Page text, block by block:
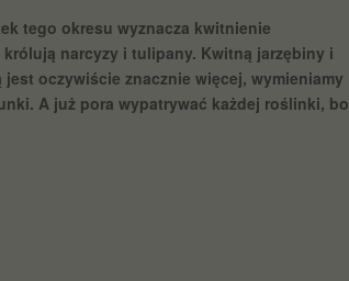
tego okresu wyznacza kwitnienie
narcyzy i tulipany. Kwitną jarzębiny i
oczywiście znacznie więcej, wymieniamy
A już pora wypatrywać każdej roślinki, bo